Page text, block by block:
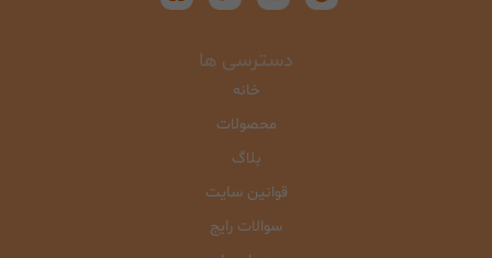
دسترسی ها
خانه
محصولات
بلاگ
قوانین سایت
سوالات رایج